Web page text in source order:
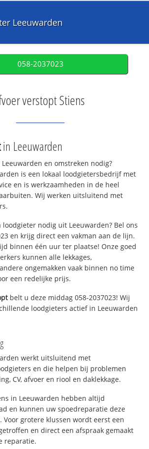
Leeuwarden
058-2037023
verstopt Stiens
in Leeuwarden
en omstreken nodig?
is een lokaal loodgietersbedrijf met
en is werkzaamheden in de heel
Wij werken uitsluitend met
nodig uit Leeuwarden? Bel ons
en krijg direct een vakman aan de lijn.
binnen één uur ter plaatse! Onze goed
kunnen alle lekkages,
ongemakken vaak binnen no time
een redelijke prijs.
belt u deze middag 058-2037023! Wij
loodgieters actief in Leeuwarden
werkt uitsluitend met
en die helpen bij problemen
CV, afvoer en riool en daklekkage.
in Leeuwarden hebben altijd
en kunnen uw spoedreparatie deze
Voor grotere klussen wordt eerst een
en direct een afspraak gemaakt
reparatie.